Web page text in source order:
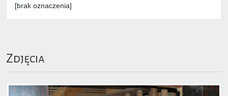
[brak oznaczenia]
Zdjęcia